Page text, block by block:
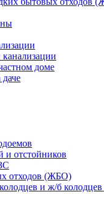
доме
и отстойников
отходов (ЖБО)
и ж/б